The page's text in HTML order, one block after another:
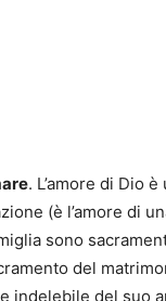
. L’amore di Dio
(è l’amore di
sono
del
indelebile del suo